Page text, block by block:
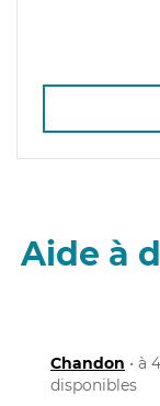
Aide à
Chandon • à
disponibles